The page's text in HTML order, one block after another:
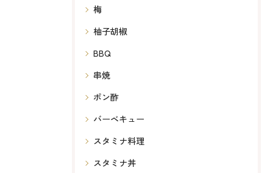
梅
柚子胡椒
BBQ
串焼
ポン酢
バーベキュー
スタミナ料理
スタミナ丼